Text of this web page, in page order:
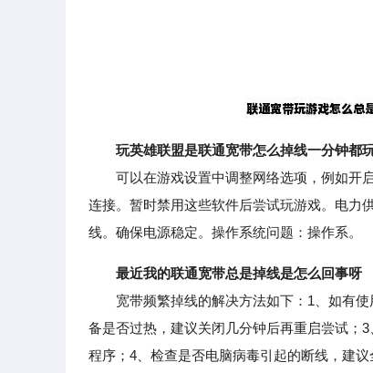
玩英雄联盟是联通宽带怎么掉线一分钟都
可以在游戏设置中调整网络选项，例如开启
连接。暂时禁用这些软件后尝试玩游戏。电力
线。确保电源稳定。操作系统问题：操作系。
最近我的联通宽带总是掉线是怎么回事呀
宽带频繁掉线的解决方法如下：1、如有使
备是否过热，建议关闭几分钟后再重启尝试；
程序；4、检查是否电脑病毒引起的断线，建议